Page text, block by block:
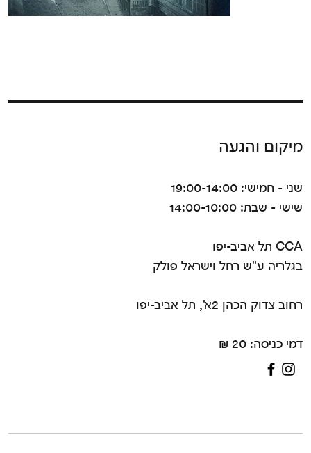
מיקום והגעה
שני - חמישי: 19:00-14:00
שישי - שבת: 14:00-10:00
CCA תל אביב-יפו
בגלריה ע"ש רחל וישראל פולק
רחוב צדוק הכהן 2א', תל אביב-יפו
דמי כניסה: 20 ₪